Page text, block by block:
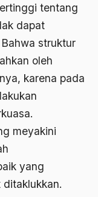
tentang
dapat
struktur
oleh
karena pada
meyakini
yang